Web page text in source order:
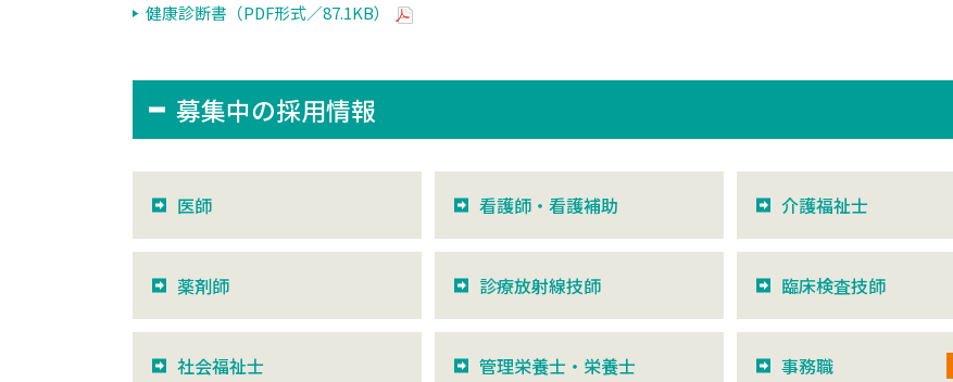
健康診断書（PDF形式／87.1KB）
募集中の採用情報
医師 看護師・看護補助 介護福祉士
薬剤師 診療放射線技師 臨床検査技師
社会福祉士 管理栄養士・栄養士 事務職